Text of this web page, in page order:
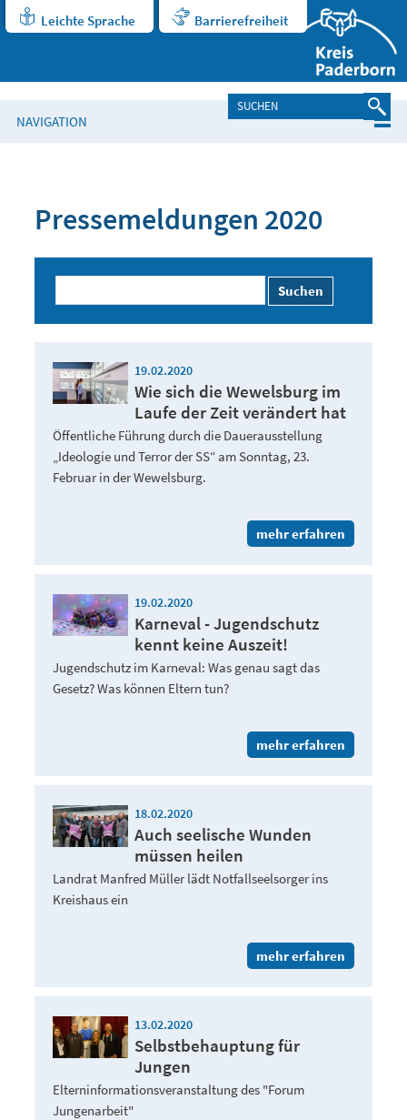
Leichte Sprache Barrierefreiheit
NAVIGATION
Pressemeldungen 2020
Suchen
19.02.2020
Wie sich die Wewelsburg im
Laufe der Zeit verändert hat
Öffentliche Führung durch die Dauerausstellung
„Ideologie und Terror der SS“ am Sonntag, 23.
Februar in der Wewelsburg.
mehr erfahren
19.02.2020
Karneval - Jugendschutz
kennt keine Auszeit!
Jugendschutz im Karneval: Was genau sagt das
Gesetz? Was können Eltern tun?
mehr erfahren
18.02.2020
Auch seelische Wunden
müssen heilen
Landrat Manfred Müller lädt Notfallseelsorger ins
Kreishaus ein
mehr erfahren
13.02.2020
Selbstbehauptung für
Jungen
Elterninformationsveranstaltung des "Forum
Jungenarbeit"